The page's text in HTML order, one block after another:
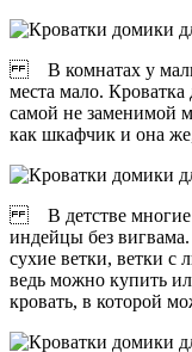
В комнатах у
места мало.
самой не заменимой
как шкафчик и она
В детстве многие
индейцы без
сухие ветки, ветки с
ведь можно купить
кровать, в которой